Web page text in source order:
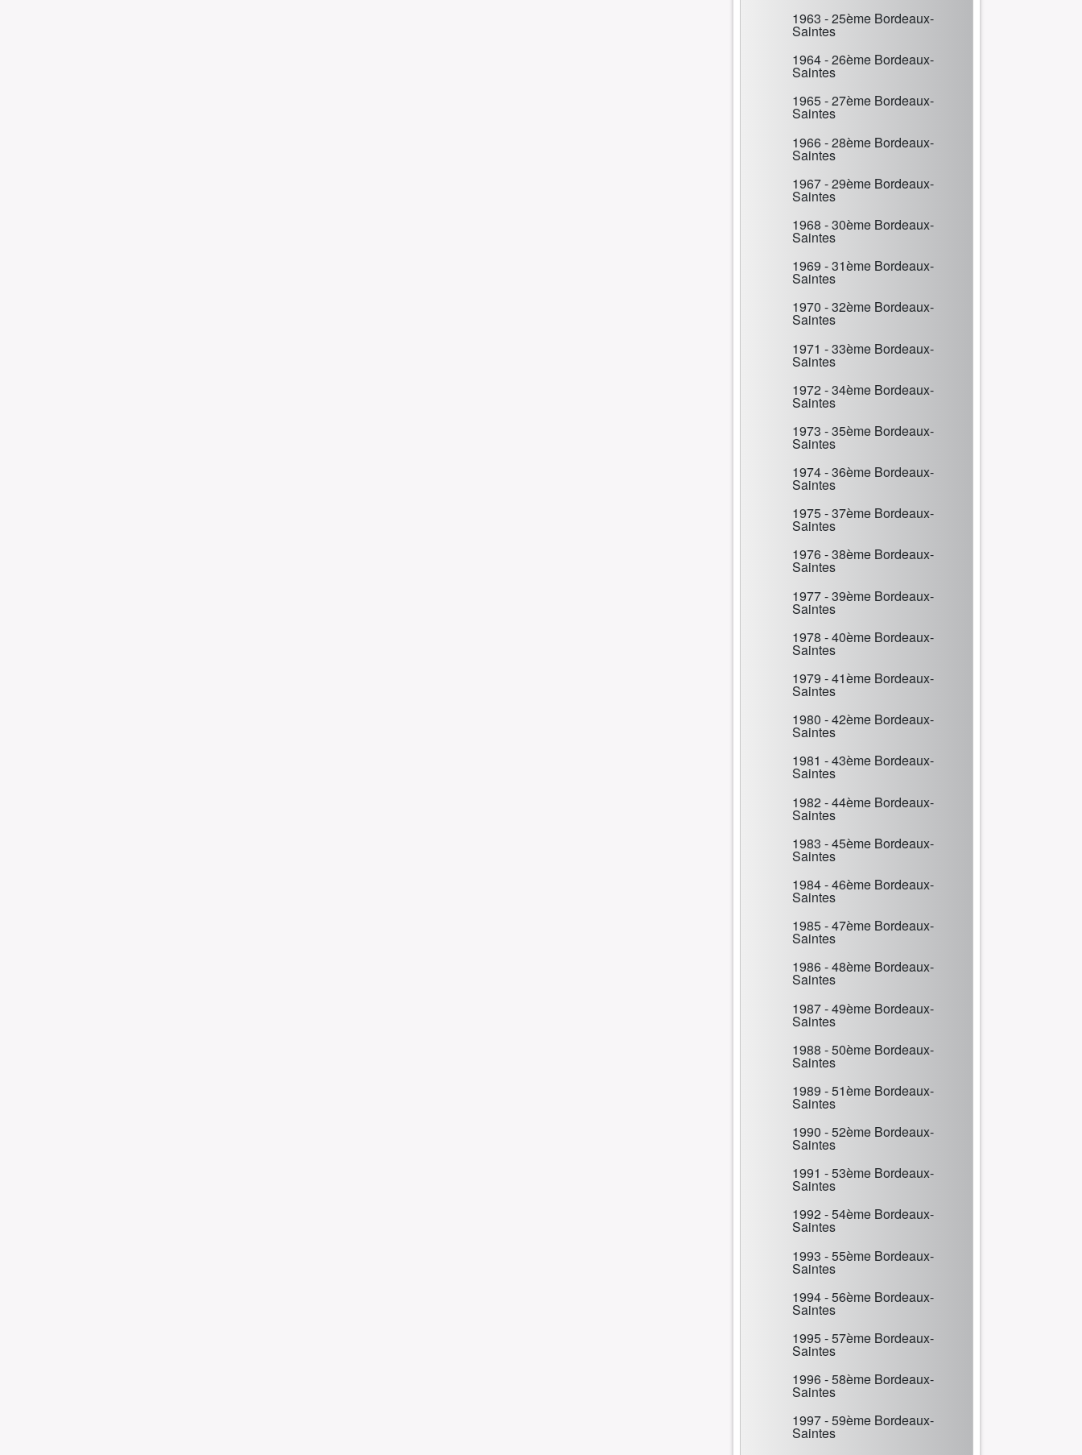
1963 - 25ème Bordeaux-
Saintes
1964 - 26ème Bordeaux-
Saintes
1965 - 27ème Bordeaux-
Saintes
1966 - 28ème Bordeaux-
Saintes
1967 - 29ème Bordeaux-
Saintes
1968 - 30ème Bordeaux-
Saintes
1969 - 31ème Bordeaux-
Saintes
1970 - 32ème Bordeaux-
Saintes
1971 - 33ème Bordeaux-
Saintes
1972 - 34ème Bordeaux-
Saintes
1973 - 35ème Bordeaux-
Saintes
1974 - 36ème Bordeaux-
Saintes
1975 - 37ème Bordeaux-
Saintes
1976 - 38ème Bordeaux-
Saintes
1977 - 39ème Bordeaux-
Saintes
1978 - 40ème Bordeaux-
Saintes
1979 - 41ème Bordeaux-
Saintes
1980 - 42ème Bordeaux-
Saintes
1981 - 43ème Bordeaux-
Saintes
1982 - 44ème Bordeaux-
Saintes
1983 - 45ème Bordeaux-
Saintes
1984 - 46ème Bordeaux-
Saintes
1985 - 47ème Bordeaux-
Saintes
1986 - 48ème Bordeaux-
Saintes
1987 - 49ème Bordeaux-
Saintes
1988 - 50ème Bordeaux-
Saintes
1989 - 51ème Bordeaux-
Saintes
1990 - 52ème Bordeaux-
Saintes
1991 - 53ème Bordeaux-
Saintes
1992 - 54ème Bordeaux-
Saintes
1993 - 55ème Bordeaux-
Saintes
1994 - 56ème Bordeaux-
Saintes
1995 - 57ème Bordeaux-
Saintes
1996 - 58ème Bordeaux-
Saintes
1997 - 59ème Bordeaux-
Saintes